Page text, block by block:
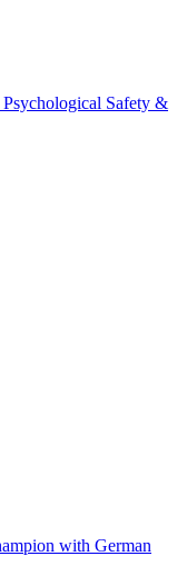
Safety &
with German